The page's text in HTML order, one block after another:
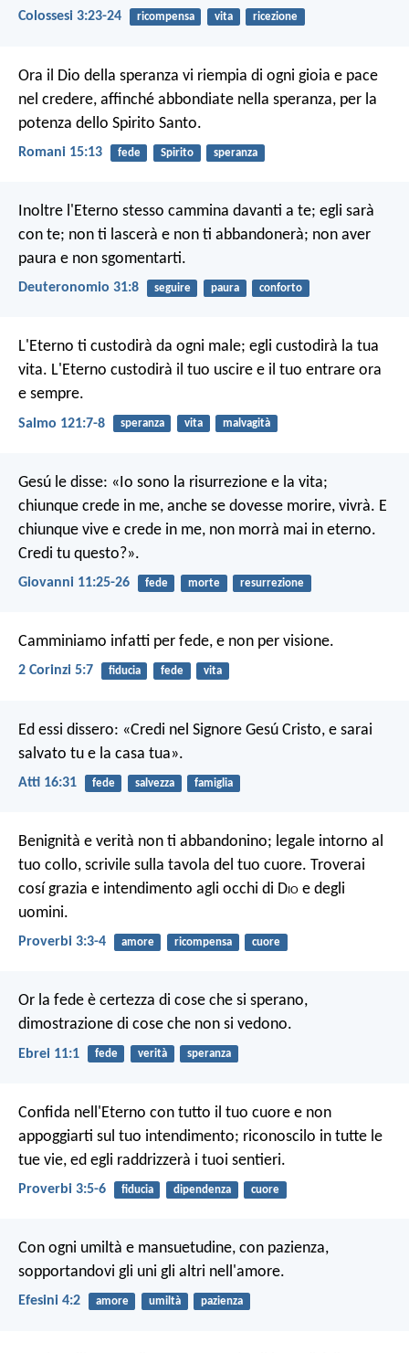
Colossesi 3:23-24 ricompensa vita ricezione
Ora il Dio della speranza vi riempia di ogni gioia e pace
nel credere, affinché abbondiate nella speranza, per la
potenza dello Spirito Santo.
Romani 15:13 fede Spirito speranza
Inoltre l'Eterno stesso cammina davanti a te; egli sarà
con te; non ti lascerà e non ti abbandonerà; non aver
paura e non sgomentarti.
Deuteronomio 31:8 seguire paura conforto
L'Eterno ti custodirà da ogni male; egli custodirà la tua
vita. L'Eterno custodirà il tuo uscire e il tuo entrare ora
e sempre.
Salmo 121:7-8 speranza vita malvagità
Gesú le disse: «Io sono la risurrezione e la vita;
chiunque crede in me, anche se dovesse morire, vivrà. E
chiunque vive e crede in me, non morrà mai in eterno.
Credi tu questo?».
Giovanni 11:25-26 fede morte resurrezione
Camminiamo infatti per fede, e non per visione.
2 Corinzi 5:7 fiducia fede vita
Ed essi dissero: «Credi nel Signore Gesú Cristo, e sarai
salvato tu e la casa tua».
Atti 16:31 fede salvezza famiglia
Benignità e verità non ti abbandonino; legale intorno al
tuo collo, scrivile sulla tavola del tuo cuore. Troverai
cosí grazia e intendimento agli occhi di Dio e degli
uomini.
Proverbi 3:3-4 amore ricompensa cuore
Or la fede è certezza di cose che si sperano,
dimostrazione di cose che non si vedono.
Ebrei 11:1 fede verità speranza
Confida nell'Eterno con tutto il tuo cuore e non
appoggiarti sul tuo intendimento; riconoscilo in tutte le
tue vie, ed egli raddrizzerà i tuoi sentieri.
Proverbi 3:5-6 fiducia dipendenza cuore
Con ogni umiltà e mansuetudine, con pazienza,
sopportandovi gli uni gli altri nell'amore.
Efesini 4:2 amore umiltà pazienza